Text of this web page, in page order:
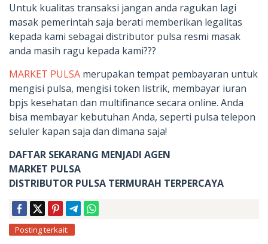
Untuk kualitas transaksi jangan anda ragukan lagi
masak pemerintah saja berati memberikan legalitas
kepada kami sebagai distributor pulsa resmi masak
anda masih ragu kepada kami???
MARKET PULSA merupakan tempat pembayaran untuk
mengisi pulsa, mengisi token listrik, membayar iuran
bpjs kesehatan dan multifinance secara online. Anda
bisa membayar kebutuhan Anda, seperti pulsa telepon
seluler kapan saja dan dimana saja!
DAFTAR SEKARANG MENJADI AGEN
MARKET PULSA
DISTRIBUTOR PULSA TERMURAH TERPERCAYA
Posting terkait: